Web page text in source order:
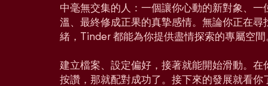
中毫無交集的人：一個讓你心動的新對象、
溫、最終修成正果的真摯感情。無論你正在
緒，Tinder 都能為你提供盡情探索的專屬空間
建立檔案、設定偏好，接著就能開始滑動。
按讚，那就配對成功了。接下來的發展就看